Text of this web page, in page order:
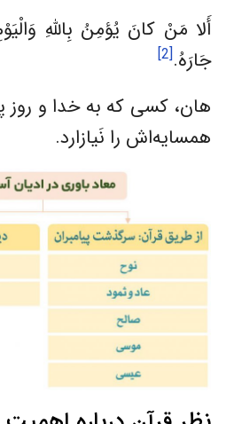
أَلا مَنْ کانَ یُؤمِنُ بِاللهِ
جَارَهُ.[2]
هان، کسی که به خدا و روز
همسایه‌اش را نَیازارد.